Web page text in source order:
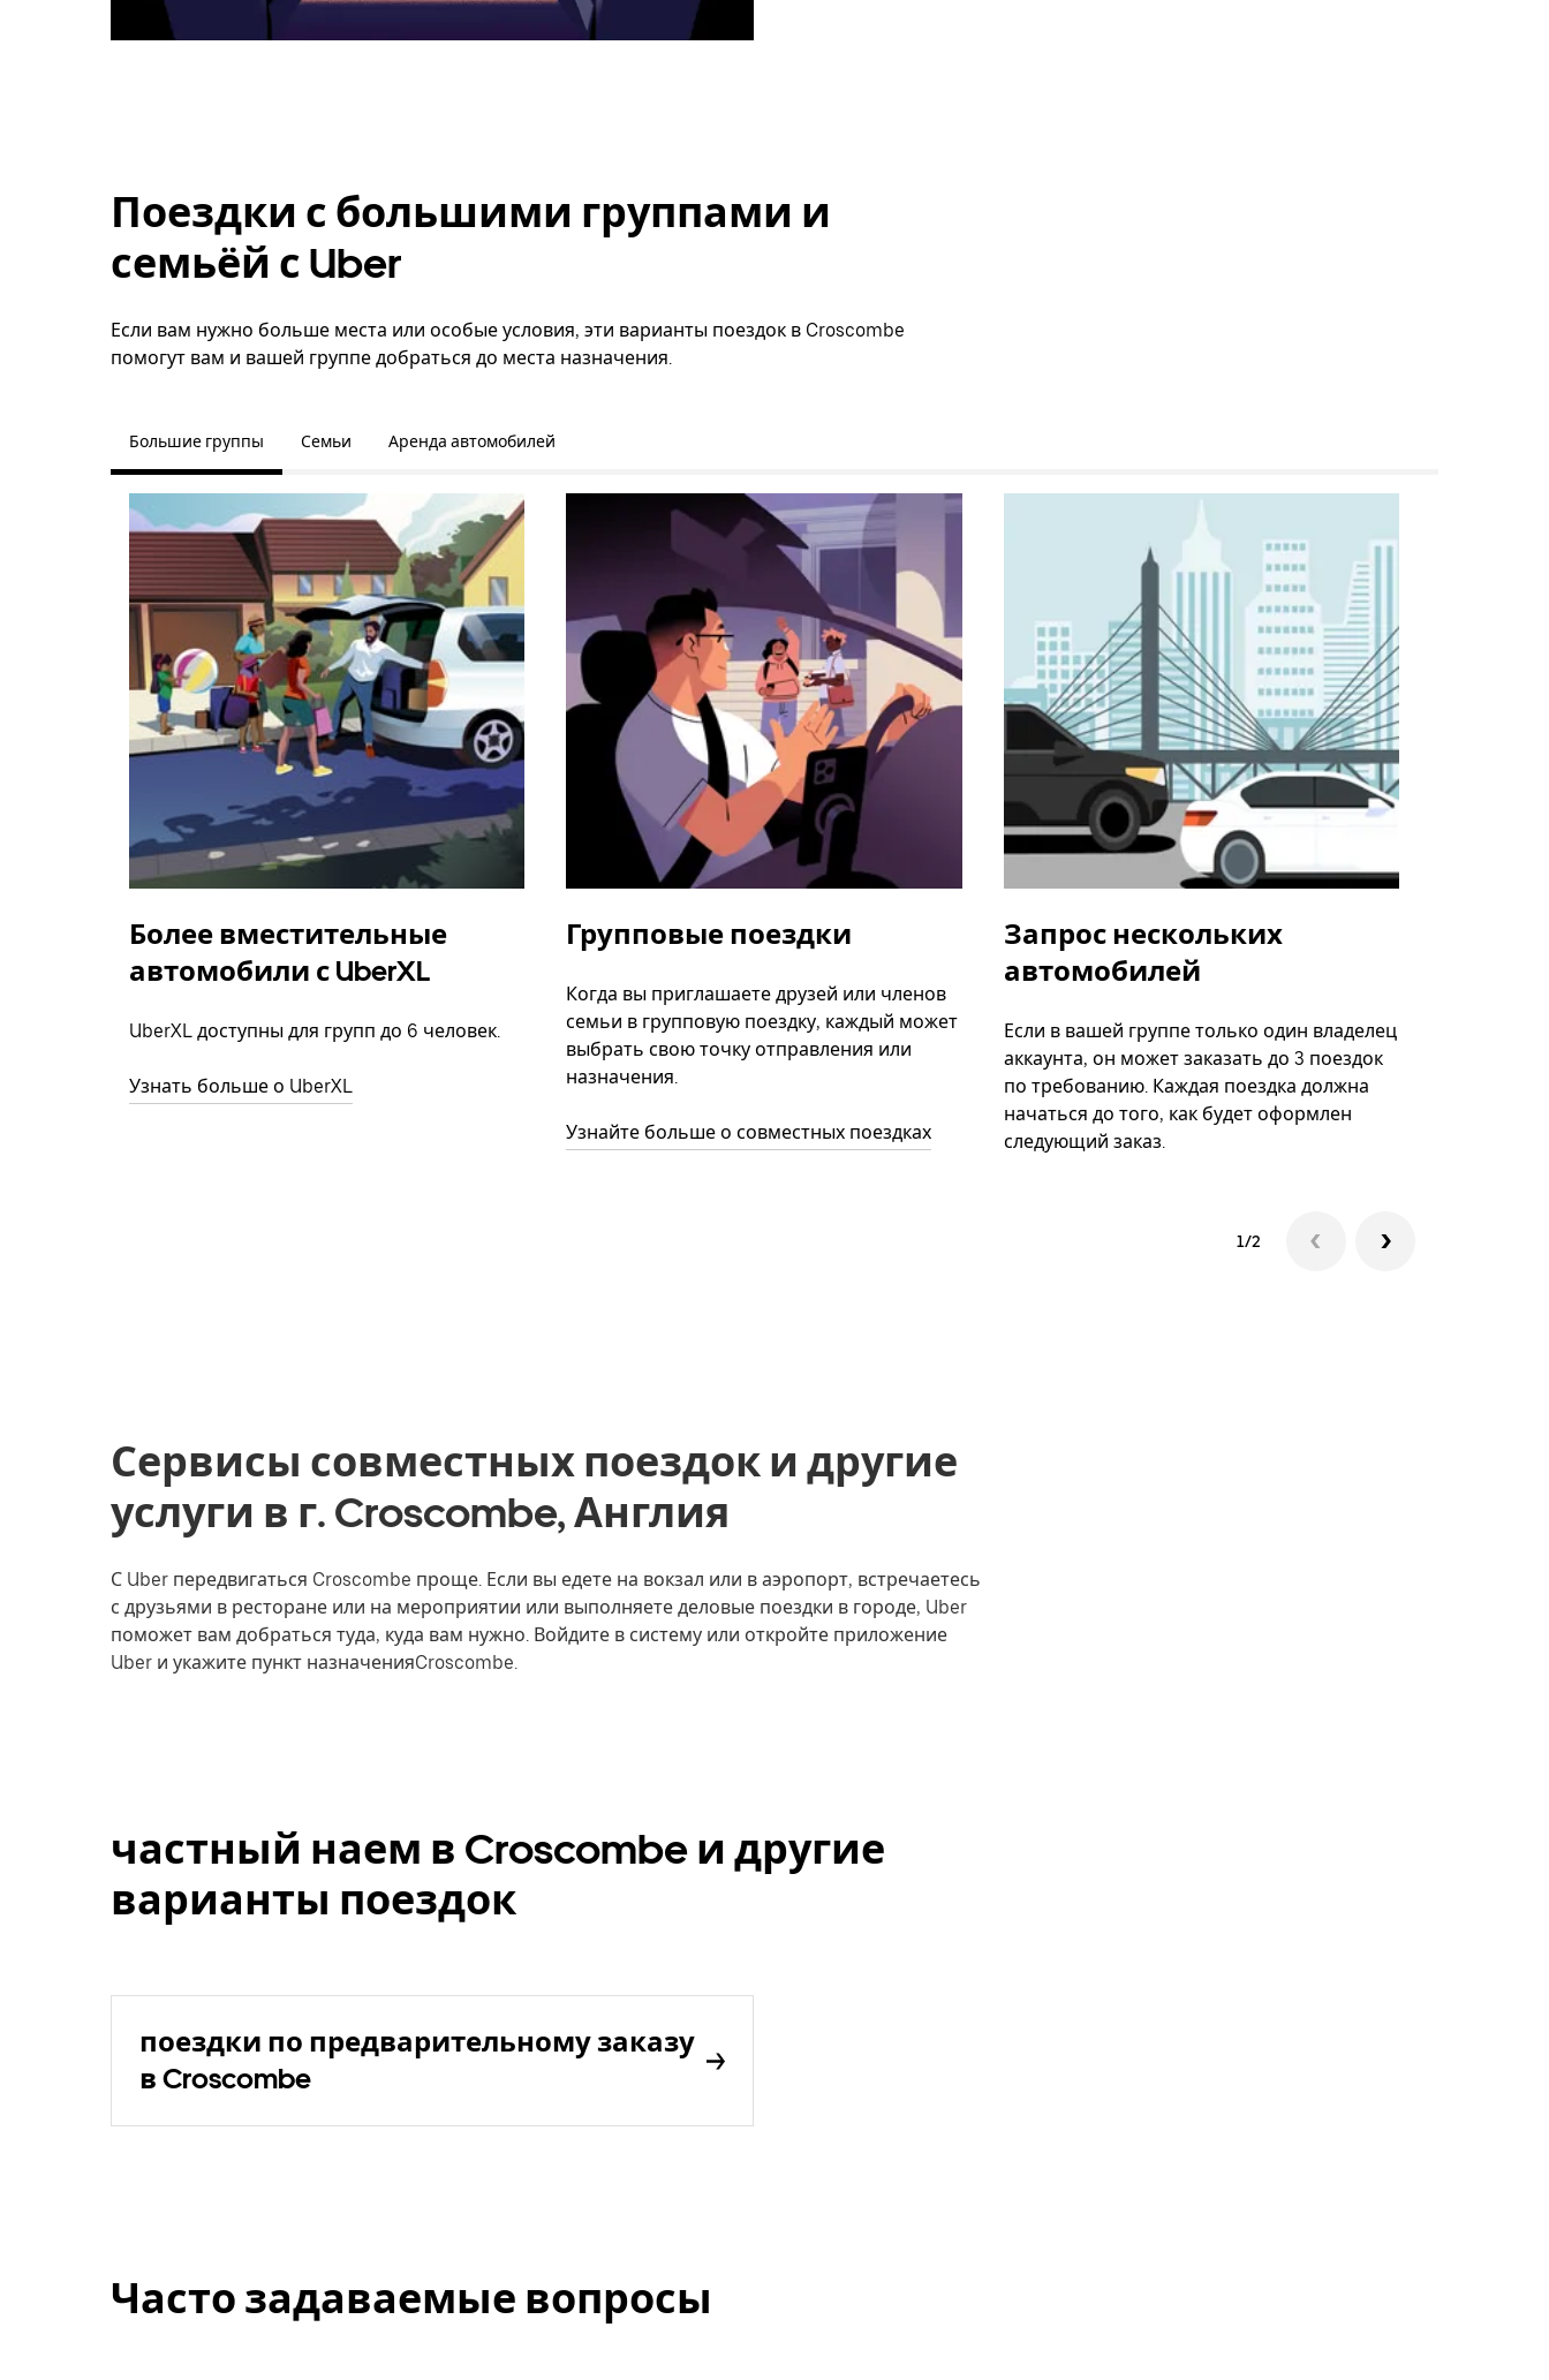
Поездки с большими группами и
семьёй с Uber
Если вам нужно больше места или особые условия, эти варианты поездок в Croscombe
помогут вам и вашей группе добраться до места назначения.
Большие группы Семьи Аренда автомобилей
Более вместительные
автомобили с UberXL
UberXL доступны для групп до 6 человек.
Узнать больше о UberXL
Групповые поездки
Когда вы приглашаете друзей или членов
семьи в групповую поездку, каждый может
выбрать свою точку отправления или
назначения.
Узнайте больше о совместных поездках
Запрос нескольких
автомобилей
Если в вашей группе только один владелец
аккаунта, он может заказать до 3 поездок
по требованию. Каждая поездка должна
начаться до того, как будет оформлен
следующий заказ.
1/2
Сервисы совместных поездок и другие
услуги в г. Croscombe, Англия
С Uber передвигаться Croscombe проще. Если вы едете на вокзал или в аэропорт, встречаетесь
с друзьями в ресторане или на мероприятии или выполняете деловые поездки в городе, Uber
поможет вам добраться туда, куда вам нужно. Войдите в систему или откройте приложение
Uber и укажите пункт назначенияCroscombe.
частный наем в Croscombe и другие
варианты поездок
поездки по предварительному заказу
в Croscombe
Часто задаваемые вопросы